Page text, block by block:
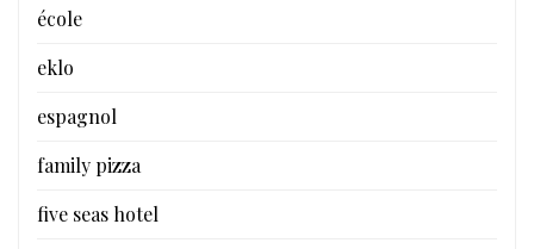
école
eklo
espagnol
family pizza
five seas hotel